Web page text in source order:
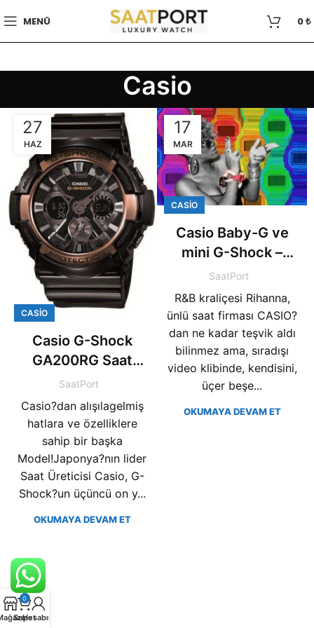
MENÜ 0₺
Casio
27
HAZ
CASIO
Casio G-Shock
GA200RG Saat
Modeli
SaatPort
Casio?dan alışılagelmiş
hatlara ve özelliklere
sahip bir başka
Model!Japonya?nın lider
Saat Üreticisi Casio, G-
Shock?un üçüncü on y...
OKUMAYA DEVAM ET
17
MAR
CASIO
Casio Baby-G ve
mini G-Shock –
Rihanna – Rude Boy
SaatPort
R&B kraliçesi Rihanna,
ünlü saat firması CASIO?
dan ne kadar teşvik aldı
bilinmez ama, sıradışı
video klibinde, kendisini,
üçer beşe...
OKUMAYA DEVAM ET
0
Sepet
Hesabım